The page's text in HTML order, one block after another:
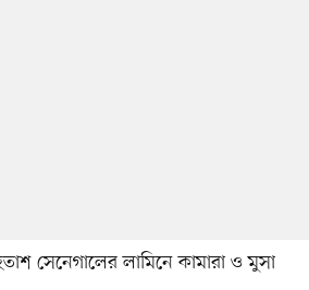
সেনেগালের লামিনে কামারা ও মুসা